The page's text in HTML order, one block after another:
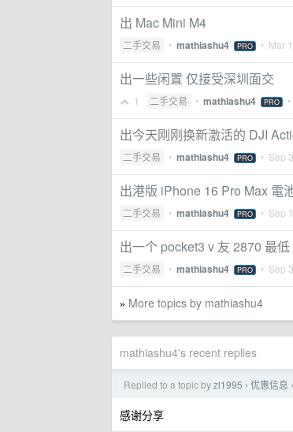
出 Mac Mini M4
二手交易 • mathiashu4 PRO • Mar
出一些闲置 仅接受深圳面交
1 二手交易 • mathiashu4 PRO •
出今天刚刚换新激活的 DJI
二手交易 • mathiashu4 PRO • Sep
出港版 iPhone 16 Pro Max 電
二手交易 • mathiashu4 PRO • Sep
出一个 pocket3 v 友 2870 最低
二手交易 • mathiashu4 PRO • Sep
» More topics by mathiashu4
mathiashu4's recent replies
Replied to a topic byzl1995 › 优惠信息 ›
感谢分享